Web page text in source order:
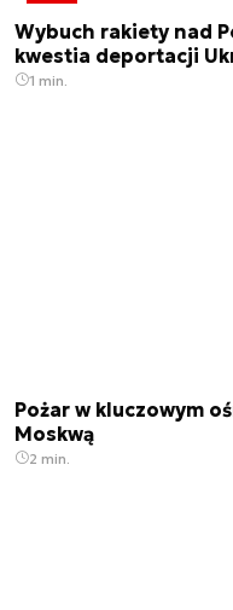
Wybuch rakiety nad
kwestia deportacji
1 min.
Pożar w kluczowym
Moskwą
2 min.